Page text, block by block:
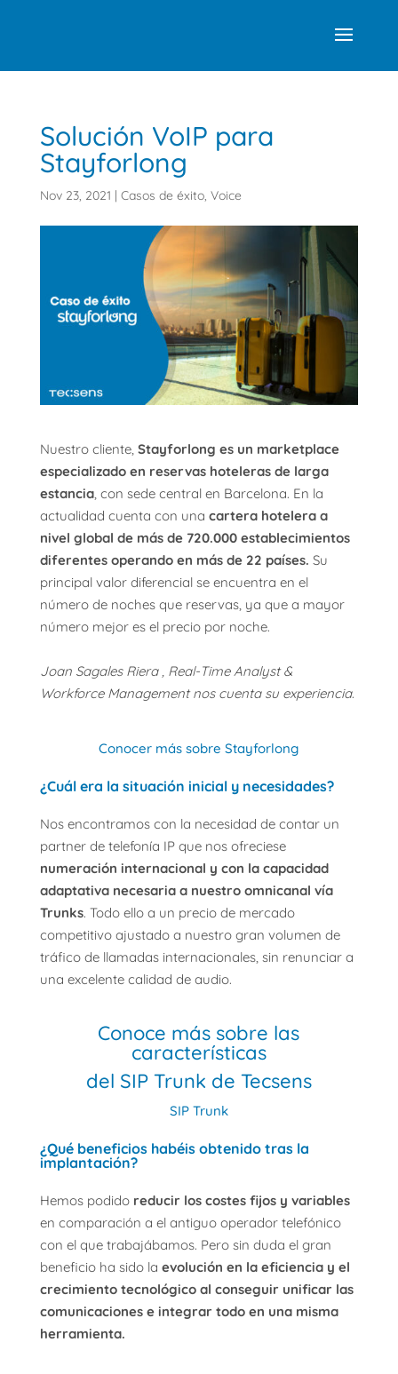
Solución VoIP para
Stayforlong
Nov 23, 2021 | Casos de éxito, Voice
Nuestro cliente, Stayforlong es un marketplace
especializado en reservas hoteleras de larga
estancia, con sede central en Barcelona. En la
actualidad cuenta con una cartera hotelera a
nivel global de más de 720.000 establecimientos
diferentes operando en más de 22 países. Su
principal valor diferencial se encuentra en el
número de noches que reservas, ya que a mayor
número mejor es el precio por noche.
Joan Sagales Riera , Real-Time Analyst &
Workforce Management nos cuenta su experiencia.
Conocer más sobre Stayforlong
¿Cuál era la situación inicial y necesidades?
Nos encontramos con la necesidad de contar un
partner de telefonía IP que nos ofreciese
numeración internacional y con la capacidad
adaptativa necesaria a nuestro omnicanal vía
Trunks. Todo ello a un precio de mercado
competitivo ajustado a nuestro gran volumen de
tráfico de llamadas internacionales, sin renunciar a
una excelente calidad de audio.
Conoce más sobre las
características
del SIP Trunk de Tecsens
SIP Trunk
¿Qué beneficios habéis obtenido tras la
implantación?
Hemos podido reducir los costes fijos y variables
en comparación a el antiguo operador telefónico
con el que trabajábamos. Pero sin duda el gran
beneficio ha sido la evolución en la eficiencia y el
crecimiento tecnológico al conseguir unificar las
comunicaciones e integrar todo en una misma
herramienta.